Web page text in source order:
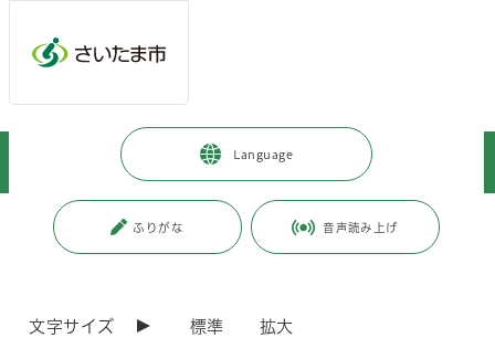
Language
ふりがな 音声読み上げ
文字サイズ 標準 拡大
暮らし・手続き > 環境保全
ゼロカーボン推進（地球温暖化対策）
ページ番号：J003402